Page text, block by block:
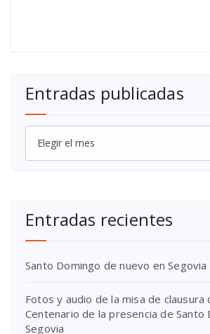
Entradas publicadas
Entradas
publicadas
Entradas recientes
Santo Domingo de nuevo en Segovia
Fotos y audio de la misa de clausura
Centenario de la presencia de Santo
Segovia